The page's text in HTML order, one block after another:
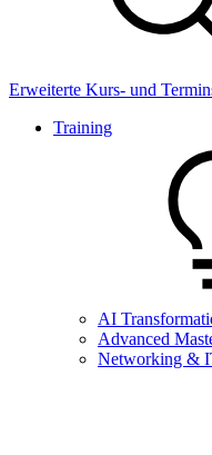
Erweiterte Kurs- und
Training
AI
Advanced
Networking &